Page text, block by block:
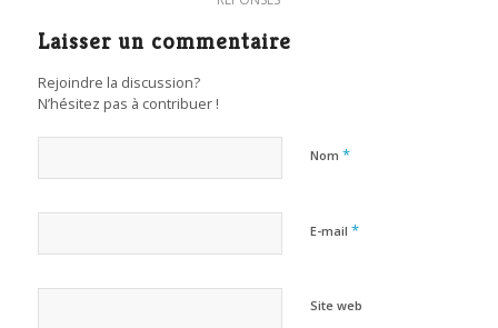
Laisser un commentaire
Rejoindre la discussion?
N’hésitez pas à contribuer !
Nom *
E-mail *
Site web